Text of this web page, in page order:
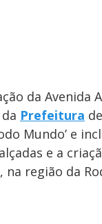
da Avenida
Prefeitura
Mundo’ e
e a
região da